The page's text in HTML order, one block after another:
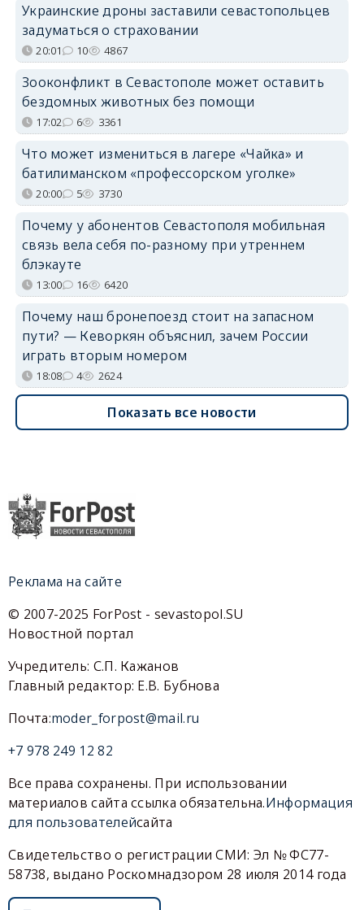
Украинские дроны заставили севастопольцев
задуматься о страховании
20:01 10 4867
Зооконфликт в Севастополе может оставить
бездомных животных без помощи
17:02 6 3361
Что может измениться в лагере «Чайка» и
батилиманском «профессорском уголке»
20:00 5 3730
Почему у абонентов Севастополя мобильная
связь вела себя по-разному при утреннем
блэкауте
13:00 16 6420
Почему наш бронепоезд стоит на запасном
пути? — Кеворкян объяснил, зачем России
играть вторым номером
18:08 4 2624
Показать все новости
Реклама на сайте
© 2007-2025 ForPost - sevastopol.SU
Новостной портал
Учредитель: С.П. Кажанов
Главный редактор: Е.В. Бубнова
Почта:moder_forpost@mail.ru
+7 978 249 12 82
Все права сохранены. При использовании
материалов сайта ссылка обязательна.Информация
для пользователейсайта
Свидетельство о регистрации СМИ: Эл № ФС77-
58738, выдано Роскомнадзором 28 июля 2014 года